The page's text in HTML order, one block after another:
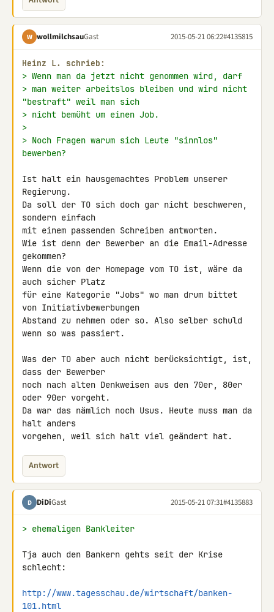
W wollmilchsauGast 2015-05-21 06:22#4135815
Heinz L. schrieb:
> Wenn man da jetzt nicht genommen wird, darf
> man weiter arbeitslos bleiben und wird nicht
"bestraft" weil man sich
> nicht bemüht um einen Job.
>
> Noch Fragen warum sich Leute "sinnlos"
bewerben?
Ist halt ein hausgemachtes Problem unserer
Regierung.
Da soll der TO sich doch gar nicht beschweren,
sondern einfach
mit einem passenden Schreiben antworten.
Wie ist denn der Bewerber an die Email-Adresse
gekommen?
Wenn die von der Homepage vom TO ist, wäre da
auch sicher Platz
für eine Kategorie "Jobs" wo man drum bittet
von Initiativbewerbungen
Abstand zu nehmen oder so. Also selber schuld
wenn so was passiert.
Was der TO aber auch nicht berücksichtigt, ist,
dass der Bewerber
noch nach alten Denkweisen aus den 70er, 80er
oder 90er vorgeht.
Da war das nämlich noch Usus. Heute muss man da
halt anders
vorgehen, weil sich halt viel geändert hat.
Antwort
D DiDiGast 2015-05-21 07:31#4135883
> ehemaligen Bankleiter
Tja auch den Bankern gehts seit der Krise
schlecht:
http://www.tagesschau.de/wirtschaft/banken-
101.html